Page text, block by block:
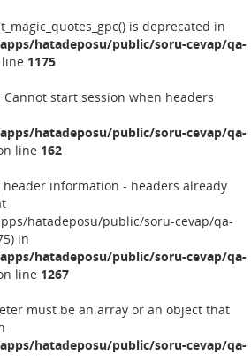
is deprecated in
hatadeposu/public/soru-cevap/qa-
1175
Cannot start session when headers
hatadeposu/public/soru-cevap/qa-
line 162
header information - headers already
hatadeposu/public/soru-cevap/qa-
in
hatadeposu/public/soru-cevap/qa-
line 1267
must be an array or an object that
hatadeposu/public/soru-cevap/qa-